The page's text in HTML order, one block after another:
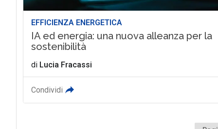
EFFICIENZA ENERGETICA
IA ed energia: una nuova alleanza per la
sostenibilità
di Lucia Fracassi
Condividi